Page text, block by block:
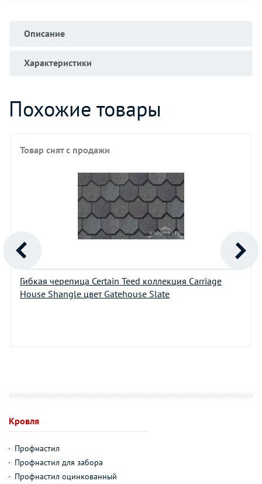
Описание
Характеристики
Похожие товары
Гибкая черепица Certain Teed коллекция Carriage
House Shangle цвет Gatehouse Slate
Товар снят с продажи
Кровля
Профнастил
Профнастил для забора
Профнастил оцинкованный